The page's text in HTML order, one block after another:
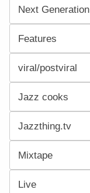
Next Generation
Features
viral/postviral
Jazz cooks
Jazzthing.tv
Mixtape
Live